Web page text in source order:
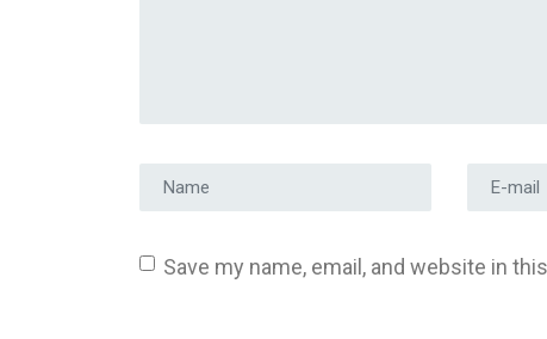
Prénom et nom
Save my name, email, and website in